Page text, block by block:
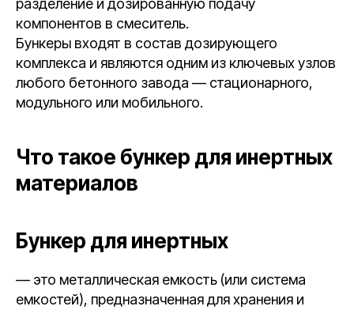
разделение и дозированную подачу
компонентов в смеситель.
Бункеры входят в состав дозирующего
комплекса и являются одним из ключевых узлов
любого бетонного завода — стационарного,
модульного или мобильного.
Что такое бункер для инертных
материалов
Бункер для инертных
— это металлическая емкость (или система
емкостей), предназначенная для хранения и